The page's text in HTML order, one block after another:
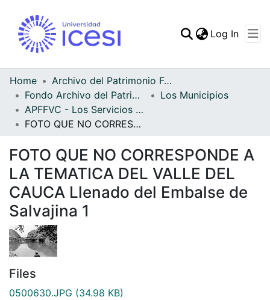
Statistics
Log In
Home
Archivo del Patrimonio Fotográfico y Fílmico del Valle del Cauca
Fondo Archivo del Patrimonio Fotográfico y Fílmico del Valle del Cauca
Los Municipios
APFFVC - Los Servicios Públicos - Patrimonial
FOTO QUE NO CORRESPONDE A LA TEMATICA DEL VALLE DEL CAUCA Llenado del Embalse de Salvajina 1
FOTO QUE NO CORRESPONDE A
LA TEMATICA DEL VALLE DEL
CAUCA Llenado del Embalse de
Salvajina 1
Files
0500630.JPG (34.98 KB)